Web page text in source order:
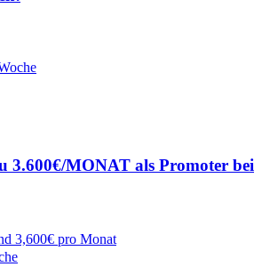
3.600€/MONAT als Promoter bei
3,600€ pro Monat